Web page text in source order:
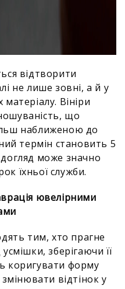
відтворити
не лише зовні, а й у
Вініри
що
наближеною до
термін становить 5
може значно
їхньої служби.
ювелірними
тим, хто прагне
зберігаючи її
коригувати форму
відтінок у